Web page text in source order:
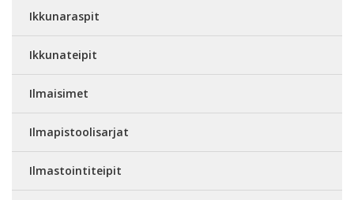
Ikkunaraspit
Ikkunateipit
Ilmaisimet
Ilmapistoolisarjat
Ilmastointiteipit